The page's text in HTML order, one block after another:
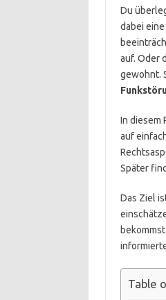
Du
dabei
auf. Oder
gewohnt.
In diesem
auf
Später
Das Ziel
Table